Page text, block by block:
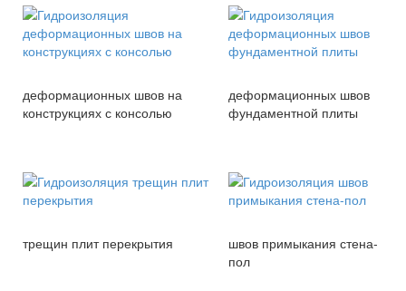
деформационных швов на
конструкциях с консолью
деформационных швов
фундаментной плиты
трещин плит перекрытия
швов примыкания стена-
пол